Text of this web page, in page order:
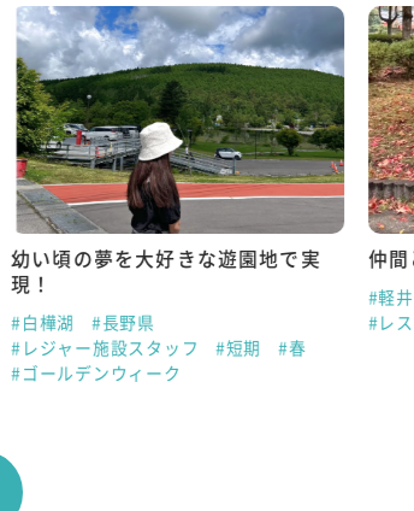
幼い頃の夢を大好きな遊園地で実
現！
#白樺湖
#長野県
#レジャー施設スタッフ
#短期
#春
#ゴールデンウィーク
仲
#軽
#レ